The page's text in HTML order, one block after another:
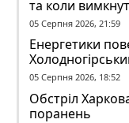
та коли
05 Серпня 2026, 21:59
Енергетики
ворожого
05 Серпня 2026, 18:52
Обстріл
поранень